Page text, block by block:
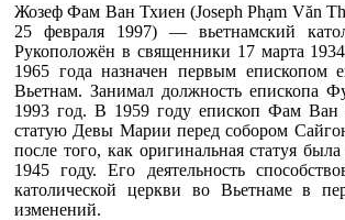
Жозеф Фам Ван Тхиен (Joseph Phạm Văn
25 февраля 1997) — вьетнамский
Рукоположён в священники 17 марта
1965 года назначен первым епископом
Вьетнам. Занимал должность епископа
1993 год. В 1959 году епископ Фам Ван
статую Девы Марии перед собором
после того, как оригинальная статуя
1945 году. Его деятельность
католической церкви во Вьетнаме в
изменений.